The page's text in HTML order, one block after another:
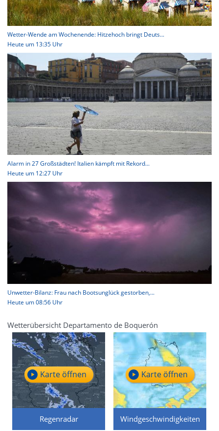
Wetter-Wende am Wochenende: Hitzehoch bringt Deuts...
Heute um 13:35 Uhr
Alarm in 27 Großstädten! Italien kämpft mit Rekord...
Heute um 12:27 Uhr
Unwetter-Bilanz: Frau nach Bootsunglück gestorben,...
Heute um 08:56 Uhr
Wetterübersicht Departamento de Boquerón
Regenradar
Karte öffnen
Windgeschwindigkeiten
Karte öffnen